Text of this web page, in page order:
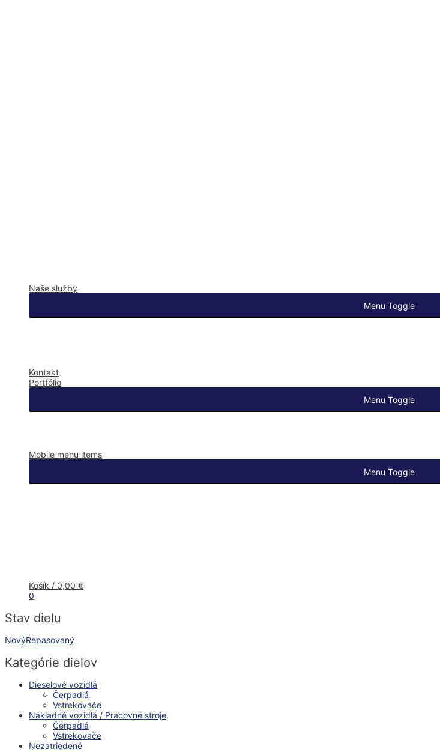
Naše služby
Menu Toggle
Kontakt
Portfólio
Menu Toggle
Mobile menu items
Menu Toggle
Košík / 0,00 €
0
Stav dielu
NovýRepasovaný
Kategórie dielov
Dieselové vozidlá
Čerpadlá
Vstrekovače
Nákladné vozidlá / Pracovné stroje
Čerpadlá
Vstrekovače
Nezatriedené